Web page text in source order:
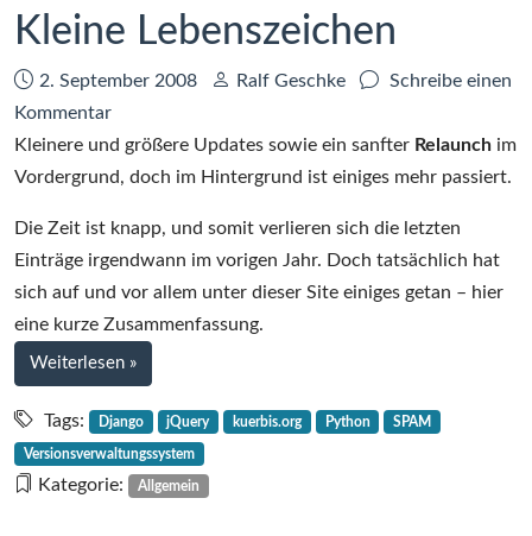
erster
Django
Template
Kleine Lebenszeichen
Datum:
2. September 2008 Autor:
Ralf Geschke
Schreibe einen
Kommentarzu
Kleine
Lebenszeichen
Kleinere und größere Updates sowie ein sanfter Relaunch im
Vordergrund, doch im Hintergrund ist einiges mehr passiert.
Die Zeit ist knapp, und somit verlieren sich die letzten
Einträge irgendwann im vorigen Jahr. Doch tatsächlich hat
sich auf und vor allem unter dieser Site einiges getan – hier
eine kurze Zusammenfassung.
Weiterlesen bei
Kleine
Lebenszeichen
»
Tags: Django jQuery kuerbis.org Python SPAM
Versionsverwaltungssystem
Kategorie: Allgemein